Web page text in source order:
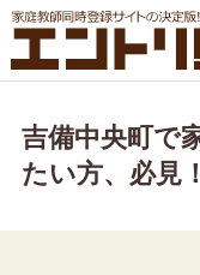
吉備中央町で
たい方、必見！